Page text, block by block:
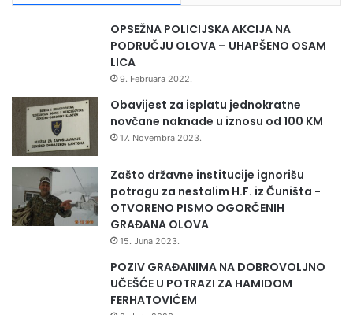
OPSEŽNA POLICIJSKA AKCIJA NA
PODRUČJU OLOVA – UHAPŠENO OSAM
LICA
9. Februara 2022.
Obavijest za isplatu jednokratne
novčane naknade u iznosu od 100 KM
17. Novembra 2023.
Zašto državne institucije ignorišu
potragu za nestalim H.F. iz Čuništa -
OTVORENO PISMO OGORČENIH
GRAĐANA OLOVA
15. Juna 2023.
POZIV GRAĐANIMA NA DOBROVOLJNO
UČEŠĆE U POTRAZI ZA HAMIDOM
FERHATOVIĆEM